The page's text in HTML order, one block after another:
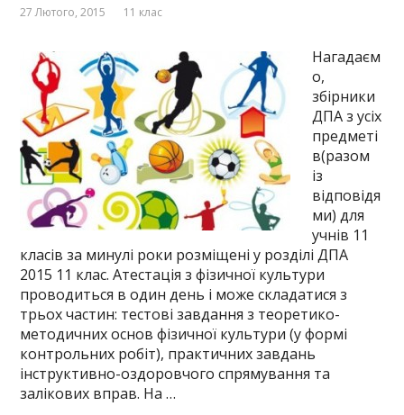
27 Лютого, 2015 11 клас
Нагадаєм
о,
збірники
ДПА з усіх
предметі
в(разом
із
відповідя
ми) для
учнів 11
класів за минулі роки розміщені у розділі ДПА
2015 11 клас. Атестація з фізичної культури
проводиться в один день і може складатися з
трьох частин: тестові завдання з теоретико-
методичних основ фізичної культури (у формі
контрольних робіт), практичних завдань
інструктивно-оздоровчого спрямування та
залікових вправ. На …